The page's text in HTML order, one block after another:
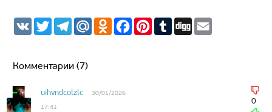
V
K
T
w
e
T
e
r
m
M
a
O
d
s
F
a
P
T
u
D
Комментарии (7)
uihvndcolzlc
30/01/2026
17:41
0